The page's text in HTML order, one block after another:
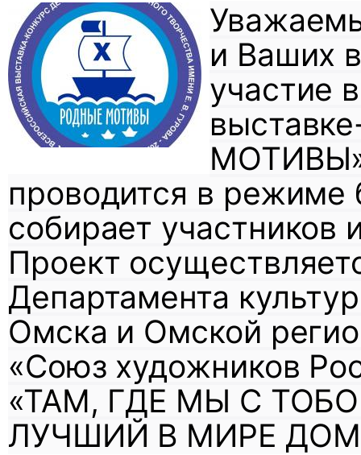
и Ваших
МОТИВЫ»
проводится в режиме
собирает участников
Проект
Департамента
Омска и Омской
«Союз художников
«ТАМ, ГДЕ МЫ С
ЛУЧШИЙ В МИРЕ